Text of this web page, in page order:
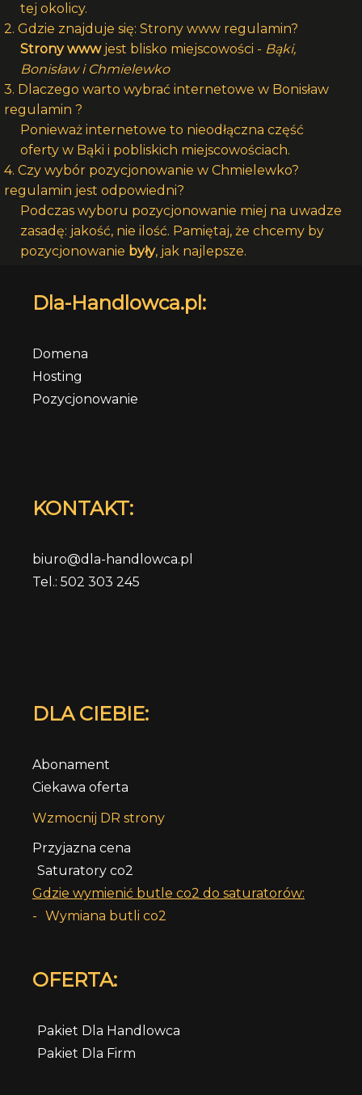
tej okolicy.
2. Gdzie znajduje się: Strony www regulamin?
Strony www jest blisko miejscowości - Bąki,
Bonisław i Chmielewko
3. Dlaczego warto wybrać internetowe w Bonisław
regulamin ?
Ponieważ internetowe to nieodłączna część
oferty w Bąki i pobliskich miejscowościach.
4. Czy wybór pozycjonowanie w Chmielewko?
regulamin jest odpowiedni?
Podczas wyboru pozycjonowanie miej na uwadze
zasadę: jakość, nie ilość. Pamiętaj, że chcemy by
pozycjonowanie były, jak najlepsze.
Dla-Handlowca.pl:
Domena
Hosting
Pozycjonowanie
KONTAKT:
biuro@dla-handlowca.pl
Tel.: 502 303 245
DLA CIEBIE:
Abonament
Ciekawa oferta
Wzmocnij DR strony
Przyjazna cena
Saturatory co2
Gdzie wymienić butle co2 do saturatorów:
- Wymiana butli co2
OFERTA:
Pakiet Dla Handlowca
Pakiet Dla Firm